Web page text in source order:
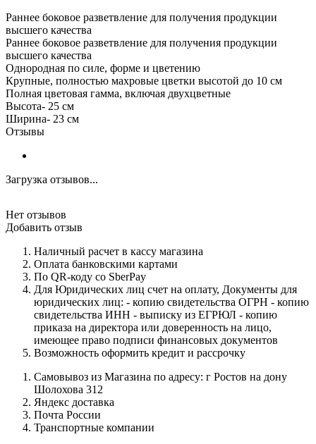
Раннее боковое разветвление для получения продукции
высшего качества
Раннее боковое разветвление для получения продукции
высшего качества
Однородная по силе, форме и цветению
Крупные, полностью махровые цветки высотой до 10 см
Полная цветовая гамма, включая двухцветные
Высота- 25 см
Ширина- 23 см
Отзывы
Загрузка отзывов...
Нет отзывов
Добавить отзыв
Наличный расчет в кассу магазина
Оплата банковскими картами
По QR-коду со SberPay
Для Юридических лиц счет на оплату, Документы для
юридических лиц: - копию свидетельства ОГРН - копию
свидетельства ИНН - выписку из ЕГРЮЛ - копию
приказа на директора или доверенность на лицо,
имеющее право подписи финансовых документов
Возможность оформить кредит и рассрочку
Самовывоз из Магазина по адресу: г Ростов на дону
Шолохова 312
Яндекс доставка
Почта России
Транспортные компании